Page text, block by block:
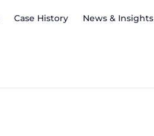
Case History News & Insights